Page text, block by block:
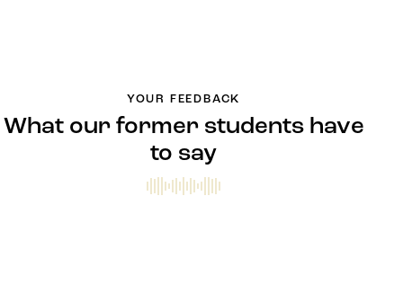
YOUR FEEDBACK
What our former students have
to say